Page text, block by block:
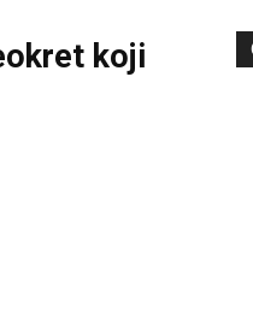
koji